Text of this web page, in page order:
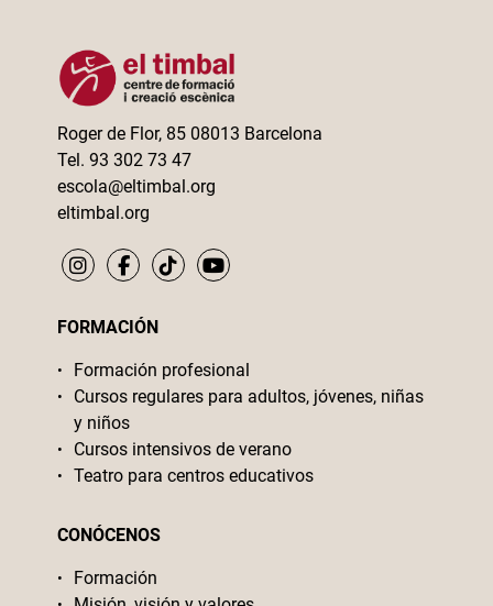
Roger de Flor, 85 08013 Barcelona
Tel. 93 302 73 47
escola@eltimbal.org
eltimbal.org
FORMACIÓN
Formación profesional
Cursos regulares para adultos, jóvenes, niñas
y niños
Cursos intensivos de verano
Teatro para centros educativos
CONÓCENOS
Formación